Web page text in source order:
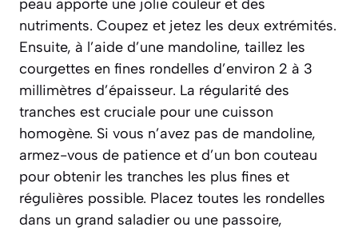
peau apporte une jolie couleur et des
nutriments. Coupez et jetez les deux extrémités.
Ensuite, à l’aide d’une mandoline, taillez les
courgettes en fines rondelles d’environ 2 à 3
millimètres d’épaisseur. La régularité des
tranches est cruciale pour une cuisson
homogène. Si vous n’avez pas de mandoline,
armez-vous de patience et d’un bon couteau
pour obtenir les tranches les plus fines et
régulières possible. Placez toutes les rondelles
dans un grand saladier ou une passoire,